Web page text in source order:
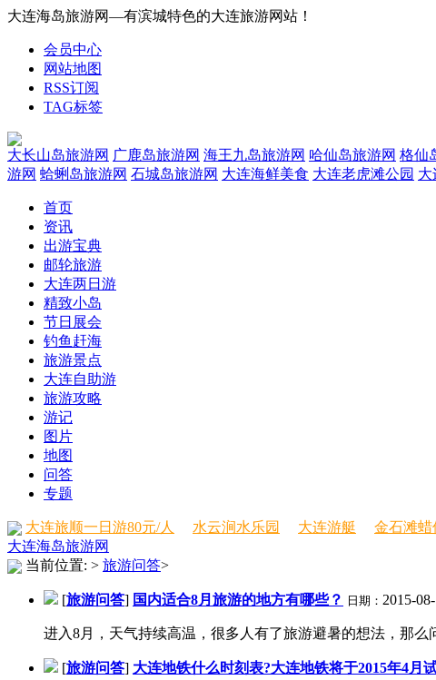
大连海岛旅游网—有滨城特色的大连旅游网站！
会员中心
网站地图
RSS订阅
TAG标签
大长山岛旅游网 广鹿岛旅游网 海王九岛旅游网 哈仙岛旅游网 格仙
游网 蛤蜊岛旅游网 石城岛旅游网 大连海鲜美食 大连老虎滩公园 大
首页
资讯
出游宝典
邮轮旅游
大连两日游
精致小岛
节日展会
钓鱼赶海
旅游景点
大连自助游
旅游攻略
游记
图片
地图
问答
专题
大连旅顺一日游80元/人 水云涧水乐园 大连游艇 金石滩蜡
大连海岛旅游网
当前位置: > 旅游问答>
[旅游问答] 国内适合8月旅游的地方有哪些？ 日期： 2015-
进入8月，天气持续高温，很多人有了旅游避暑的想法，那
[旅游问答] 大连地铁什么时刻表?大连地铁将于2015年4月